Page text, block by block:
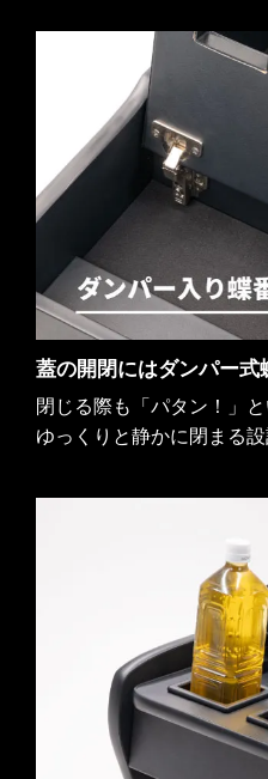
蓋の開閉にはダンパー式
閉じる際も「パタン！」
ゆっくりと静かに閉まる設